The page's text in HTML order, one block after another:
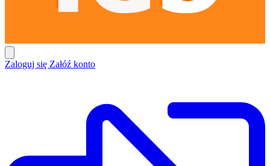
Zaloguj się Załóź konto